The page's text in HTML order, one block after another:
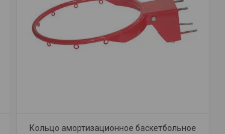
Кольцо амортизационное баскетбольное